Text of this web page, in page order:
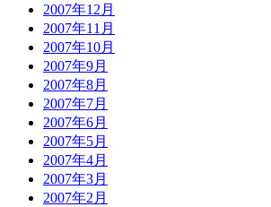
2007年12月
2007年11月
2007年10月
2007年9月
2007年8月
2007年7月
2007年6月
2007年5月
2007年4月
2007年3月
2007年2月